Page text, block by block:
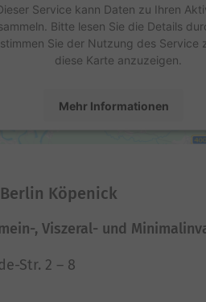
Service kann Daten zu Ihren
Bitte lesen Sie die Details
stimmen Sie der Nutzung des Service
diese Karte anzuzeigen.
Mehr Informationen
Platform
Köpenick
, Viszeral- und
Str. 2 – 8